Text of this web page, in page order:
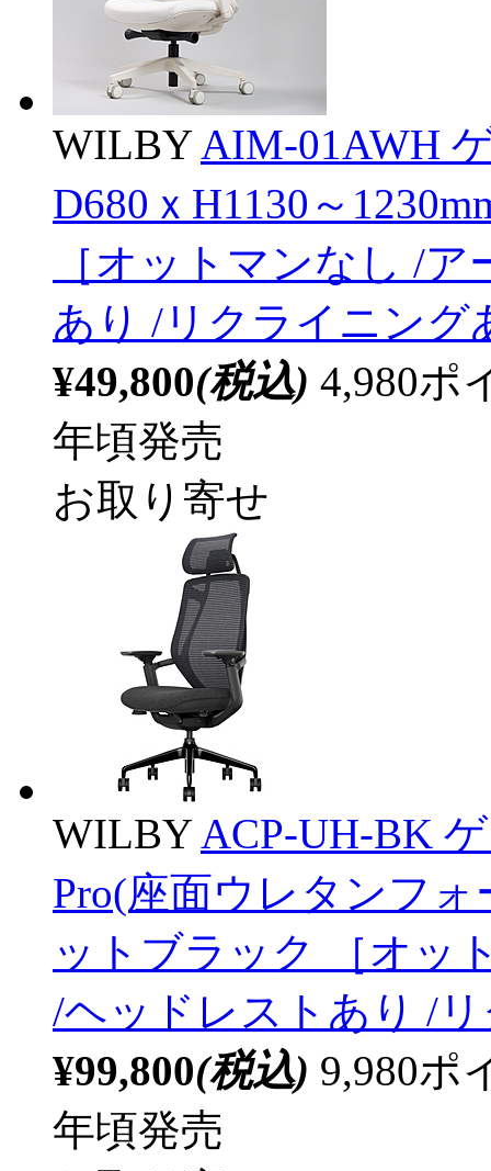
WILBY AIM-01AWH
D680ｘH1130～
［オットマンなし /
あり /リクライニング
¥49,800(税込) 4,980ポ
年頃発売
お取り寄せ
WILBY ACP-UH-BK
Pro(座面ウレタンフ
ットブラック ［オッ
/ヘッドレストあり /
¥99,800(税込) 9,980ポ
年頃発売